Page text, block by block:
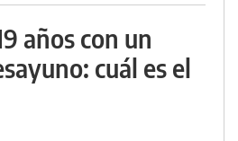
años con un
cuál es el